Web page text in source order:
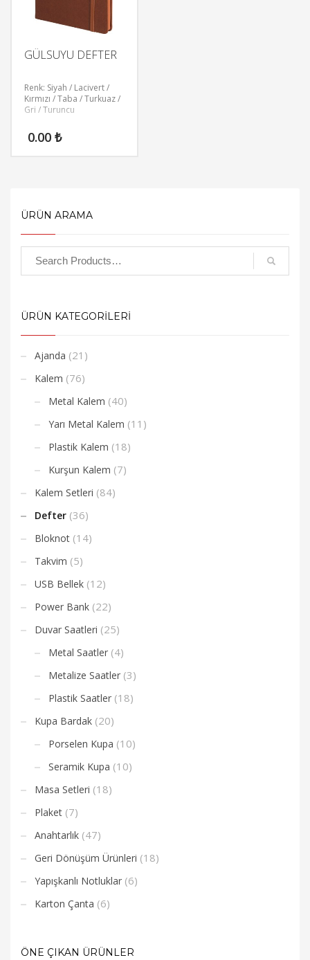
GÜLSUYU DEFTER
Renk: Siyah / Lacivert /
Kırmızı / Taba / Turkuaz /
Gri / Turuncu
0.00 ₺
ÜRÜN ARAMA
ÜRÜN KATEGORİLERİ
Ajanda (21)
Kalem (76)
Metal Kalem (40)
Yarı Metal Kalem (11)
Plastik Kalem (18)
Kurşun Kalem (7)
Kalem Setleri (84)
Defter (36)
Bloknot (14)
Takvim (5)
USB Bellek (12)
Power Bank (22)
Duvar Saatleri (25)
Metal Saatler (4)
Metalize Saatler (3)
Plastik Saatler (18)
Kupa Bardak (20)
Porselen Kupa (10)
Seramik Kupa (10)
Masa Setleri (18)
Plaket (7)
Anahtarlık (47)
Geri Dönüşüm Ürünleri (18)
Yapışkanlı Notluklar (6)
Karton Çanta (6)
ÖNE ÇIKAN ÜRÜNLER